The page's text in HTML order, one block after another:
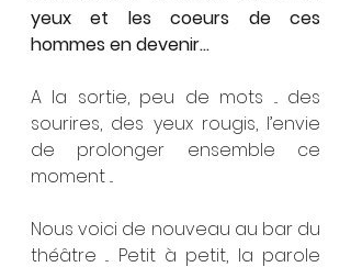
yeux et les coeurs de ces
hommes en devenir...
A la sortie, peu de mots ... des
sourires, des yeux rougis, l’envie
de prolonger ensemble ce
moment ...
Nous voici de nouveau au bar du
théâtre ... Petit à petit, la parole